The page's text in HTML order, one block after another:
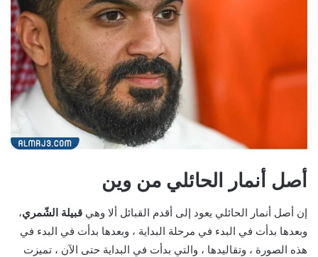
أصل أنمار الحائلي من وين
إن أصل أنمار الحائلي يعود إلى أقدم القبائل ألا وهي قبيلة الشّمري،
وبعدها بدأت في البدء في مرحلة البداية ، وبعدها بدأت في البدء في
هذه الصورة ، وتقاليدها ، والتي بدأت في البداية حتى الآن ، تميزت